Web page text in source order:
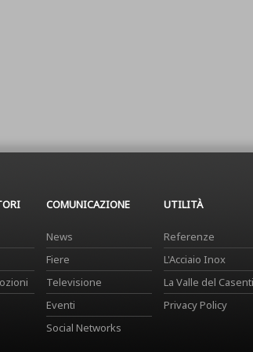
COMUNICAZIONE
News
Fiere
Televisione
Eventi
Social Networks
UTILITÀ
Referenze
L'Acciaio Inox
La Valle del
Privacy Policy